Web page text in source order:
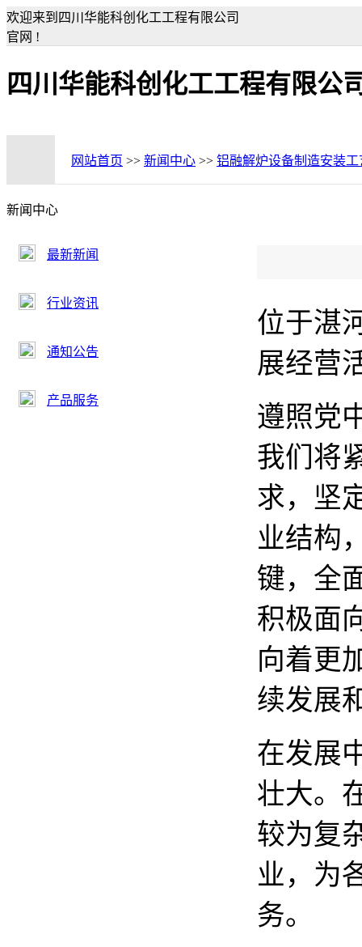
欢迎来到四川华能科创化工工程有限公司
官网 !
四川华能科创化工工程有限公
网站首页 >> 新闻中心 >> 铝融解炉设备制造安装工
新闻中心
最新新闻
行业资讯
通知公告
产品服务
位于湛
展经营
遵照党
我们将
求，坚
业结构
键，全
积极面
向着更
续发展
在发展
壮大。
较为复
业，为
务。